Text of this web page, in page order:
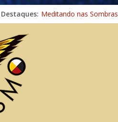
Destaques:
Imaginação na Cura
Meditando nas Sombras